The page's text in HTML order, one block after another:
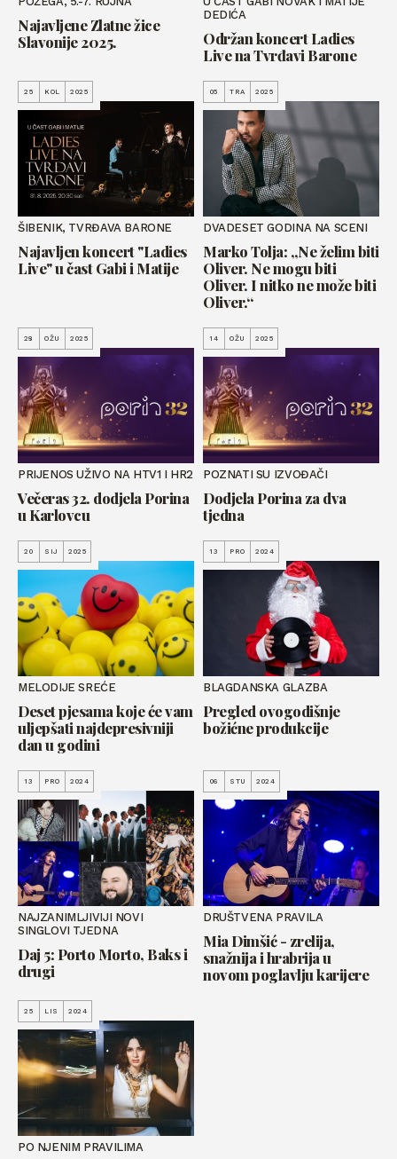
Najavljene Zlatne žice
Slavonije 2025.
DEDIĆA
Održan koncert Ladies
Live na Tvrđavi Barone
25 KOL 2025
ŠIBENIK, TVRĐAVA BARONE
Najavljen koncert "Ladies
Live" u čast Gabi i Matije
05 TRA 2025
DVADESET GODINA NA SCENI
Marko Tolja: „Ne želim biti
Oliver. Ne mogu biti
Oliver. I nitko ne može biti
Oliver.“
28 OŽU 2025
PRIJENOS UŽIVO NA HTV1 I HR2
Večeras 32. dodjela Porina
u Karlovcu
14 OŽU 2025
POZNATI SU IZVOĐAČI
Dodjela Porina za dva
tjedna
20 SIJ 2025
MELODIJE SREĆE
Deset pjesama koje će vam
uljepšati najdepresivniji
dan u godini
13 PRO 2024
BLAGDANSKA GLAZBA
Pregled ovogodišnje
božićne produkcije
13 PRO 2024
NAJZANIMLJIVIJI NOVI
SINGLOVI TJEDNA
Daj 5: Porto Morto, Baks i
drugi
06 STU 2024
DRUŠTVENA PRAVILA
Mia Dimšić - zrelija,
snažnija i hrabrija u
novom poglavlju karijere
25 LIS 2024
PO NJENIM PRAVILIMA